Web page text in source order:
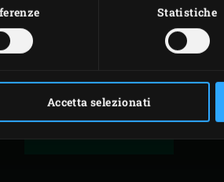
Statistiche
Accetta selezionati
STAMPA